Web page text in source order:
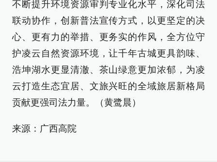
不断提升环境资源审判专业化水平，深化司法
联动协作，创新普法宣传方式，以更坚定的决
心、更有力的举措、更务实的作风，全方位守
护凌云自然资源环境，让千年古城更具韵味、
浩坤湖水更显清澈、茶山绿意更加浓郁，为凌
云打造生态宜居、文旅兴旺的全域旅居新格局
贡献更强司法力量。（黄鹭晨）
来源：广西高院